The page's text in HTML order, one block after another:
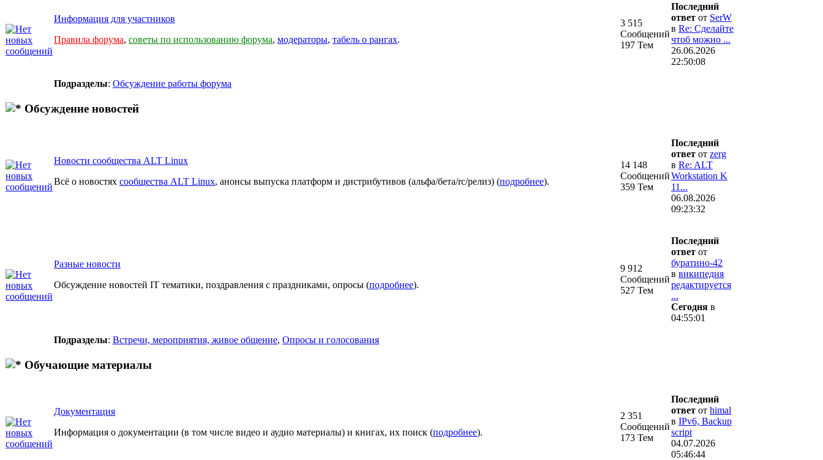
Информация для участников
Правила форума, советы по использованию форума, модераторы, табель о рангах.
3 515
Сообщений
197 Тем
Последний
ответ от SerW
в Re: Сделайте
чтоб можно ...
26.06.2026
22:50:08
Подразделы: Обсуждение работы форума
Обсуждение новостей
Новости сообщества ALT Linux
Всё о новостях сообщества ALT Linux, анонсы выпуска платформ и дистрибутивов (альфа/бета/rc/релиз) (подробнее).
14 148
Сообщений
359 Тем
Последний
ответ от zerg
в Re: ALT
Workstation K
11...
06.08.2026
09:23:32
Разные новости
Обсуждение новостей IT тематики, поздравления с праздниками, опросы (подробнее).
9 912
Сообщений
527 Тем
Последний
ответ от
буратино-42
в википедия
редактируется
...
Сегодня в
04:55:01
Подразделы: Встречи, мероприятия, живое общение, Опросы и голосования
Обучающие материалы
Документация
Информация о документации (в том числе видео и аудио материалы) и книгах, их поиск (подробнее).
2 351
Сообщений
173 Тем
Последний
ответ от himal
в IPv6, Backup
script
04.07.2026
05:46:44